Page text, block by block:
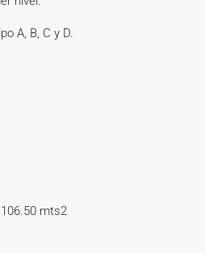
A, B, C y D.
mts2